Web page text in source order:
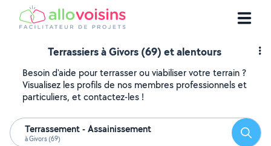
Terrassiers à Givors (69) et alentours
Besoin d'aide pour terrasser ou viabiliser votre terrain ?
Visualisez les profils de nos membres professionnels et
particuliers, et contactez-les !
Terrassement - Assainissement
à Givors (69)